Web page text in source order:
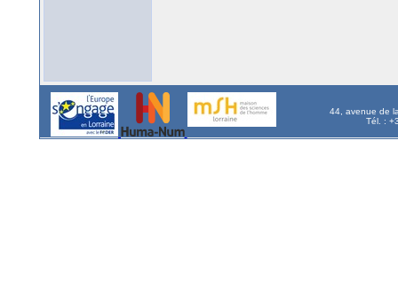
44, avenue de
Tél. :